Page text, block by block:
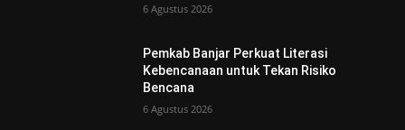
6 Agustus 2026
Pemkab Banjar Perkuat Literasi
Kebencanaan untuk Tekan Risiko
Bencana
6 Agustus 2026